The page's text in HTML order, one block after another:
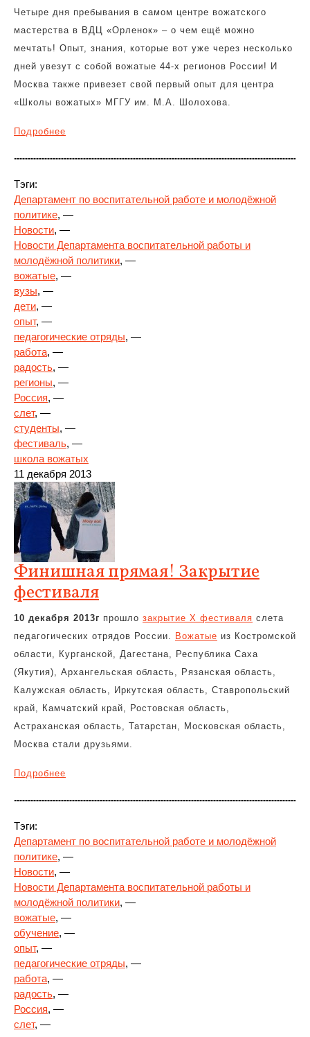
Четыре дня пребывания в самом центре вожатского
мастерства в ВДЦ «Орленок» – о чем ещё можно
мечтать! Опыт, знания, которые вот уже через несколько
дней увезут с собой вожатые 44-х регионов России! И
Москва также привезет свой первый опыт для центра
«Школы вожатых» МГГУ им. М.А. Шолохова.
Подробнее
Тэги:
Департамент по воспитательной работе и молодёжной
политике, —
Новости, —
Новости Департамента воспитательной работы и
молодёжной политики, —
вожатые, —
вузы, —
дети, —
опыт, —
педагогические отряды, —
работа, —
радость, —
регионы, —
Россия, —
слет, —
студенты, —
фестиваль, —
школа вожатых
11 декабря 2013
Финишная прямая! Закрытие
фестиваля
10 декабря 2013г прошло закрытие X фестиваля слета
педагогических отрядов России. Вожатые из Костромской
области, Курганской, Дагестана, Республика Саха
(Якутия), Архангельская область, Рязанская область,
Калужская область, Иркутская область, Ставропольский
край, Камчатский край, Ростовская область,
Астраханская область, Татарстан, Московская область,
Москва стали друзьями.
Подробнее
Тэги:
Департамент по воспитательной работе и молодёжной
политике, —
Новости, —
Новости Департамента воспитательной работы и
молодёжной политики, —
вожатые, —
обучение, —
опыт, —
педагогические отряды, —
работа, —
радость, —
Россия, —
слет, —